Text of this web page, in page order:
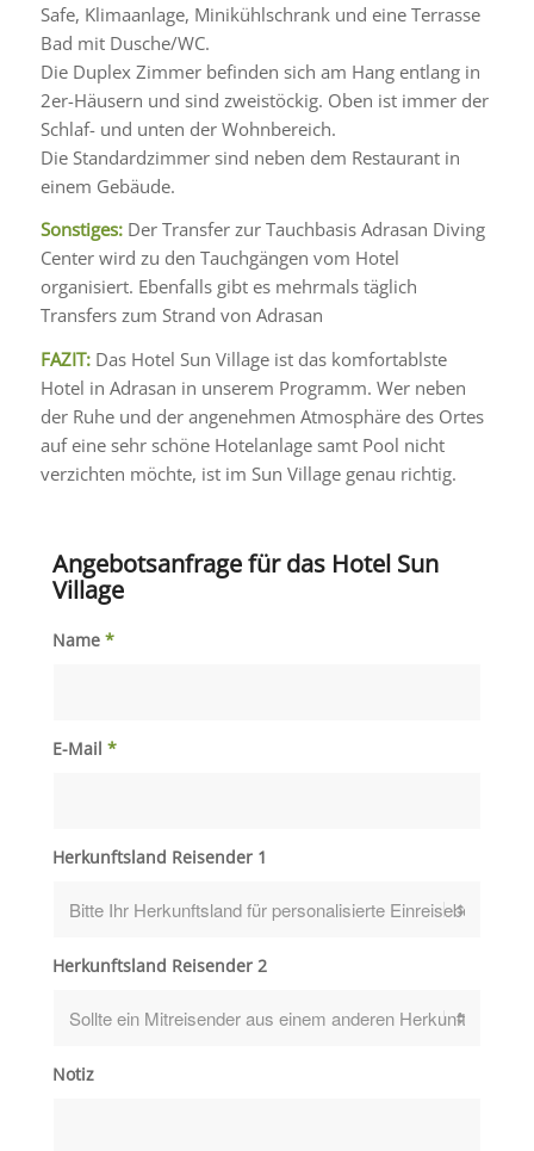
Safe, Klimaanlage, Minikühlschrank und eine Terrasse
Bad mit Dusche/WC.
Die Duplex Zimmer befinden sich am Hang entlang in
2er-Häusern und sind zweistöckig. Oben ist immer der
Schlaf- und unten der Wohnbereich.
Die Standardzimmer sind neben dem Restaurant in
einem Gebäude.
Sonstiges: Der Transfer zur Tauchbasis Adrasan Diving
Center wird zu den Tauchgängen vom Hotel
organisiert. Ebenfalls gibt es mehrmals täglich
Transfers zum Strand von Adrasan
FAZIT: Das Hotel Sun Village ist das komfortablste
Hotel in Adrasan in unserem Programm. Wer neben
der Ruhe und der angenehmen Atmosphäre des Ortes
auf eine sehr schöne Hotelanlage samt Pool nicht
verzichten möchte, ist im Sun Village genau richtig.
Angebotsanfrage für das Hotel Sun
Village
Name *
E-Mail *
Herkunftsland Reisender 1
Herkunftsland Reisender 2
Notiz